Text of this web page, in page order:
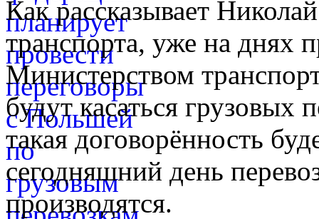
Как рассказывает
транспорта, уже на днях
Министерством
будут касаться грузовых
такая договорённость
сегодняшний день
производятся.